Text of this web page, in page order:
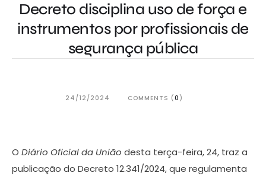
Decreto disciplina uso de força e
instrumentos por profissionais de
segurança pública
24/12/2024 COMMENTS (0 )
O Diário Oficial da União desta terça-feira, 24, traz a
publicação do Decreto 12.341/2024, que regulamenta